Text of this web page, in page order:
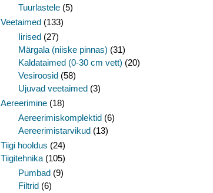
Tuurlastele (5)
Veetaimed (133)
Iirised (27)
Märgala (niiske pinnas) (31)
Kaldataimed (0-30 cm vett) (20)
Vesiroosid (58)
Ujuvad veetaimed (3)
Aereerimine (18)
Aereerimiskomplektid (6)
Aereerimistarvikud (13)
Tiigi hooldus (24)
Tiigitehnika (105)
Pumbad (9)
Filtrid (6)